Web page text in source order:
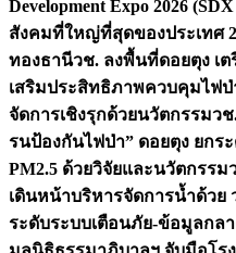
Development Expo 2026
สังคมที่ใหญ่ที่สุดของประเทศ
ทองธานีวช. ลงพื้นที่ดอยตุง เ
เสริมประสิทธิภาพควบคุมไฟ
จัดการเชิงรุกด้วยนวัตกรรมว
รนป้องกันไฟป่า” ดอยตุง ยกร
PM2.5 ด้วยวิจัยและนวัตกรรม
เดินหน้าบริหารจัดการน้ำด้วย
ระดับระบบเตือนภัย-ข้อมูลกล